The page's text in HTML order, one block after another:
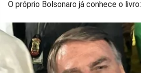
O próprio Bolsonaro já conhece o livro: